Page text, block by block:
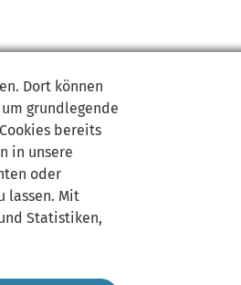
Dort können
um grundlegende
bereits
in unsere
oder
lassen. Mit
Statistiken,